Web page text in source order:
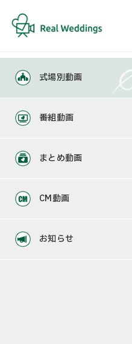
式場別動画
番組動画
まとめ動画
CM動画
お知らせ